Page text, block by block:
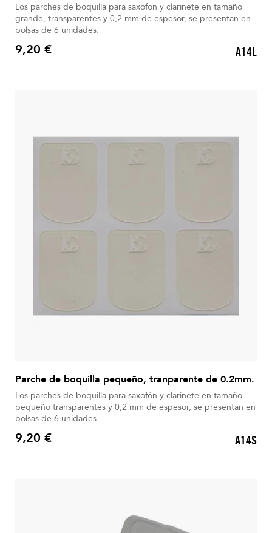
Los parches de boquilla para saxofón y clarinete en tamaño
grande, transparentes y 0,2 mm de espesor, se presentan en
bolsas de 6 unidades.
Precio
9,20 € A14L
Parche de boquilla pequeño, tranparente de 0.2mm.
Los parches de boquilla para saxofón y clarinete en tamaño
pequeño transparentes y 0,2 mm de espesor, se presentan en
bolsas de 6 unidades.
Precio
9,20 € A14S